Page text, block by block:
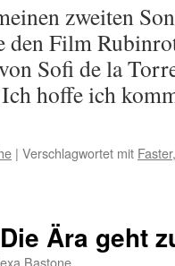
zweiten
den Film
Sofi de la
hoffe ich
| Verschlagwortet mit Faster
Ära geht
Bastone